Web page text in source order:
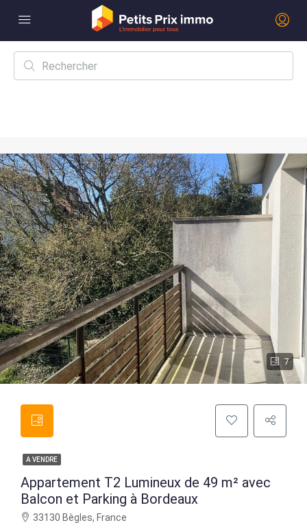
7
A VENDRE
Appartement T2 Lumineux de 49 m² avec
Balcon et Parking à Bordeaux
33130 Bègles, France